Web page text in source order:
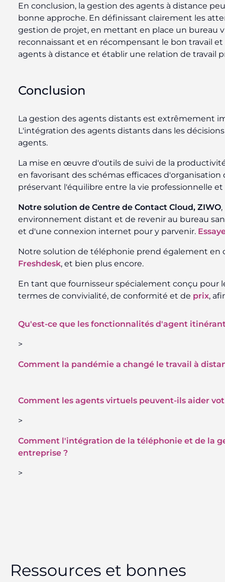
En conclusion, la gestion des agents à distance
bonne approche. En définissant clairement les
gestion de projet, en mettant en place un bureau
reconnaissant et en récompensant le bon travail
agents à distance et établir une relation de travail
Conclusion
La gestion des agents distants est extrêmement
L'intégration des agents distants dans les
agents.
La mise en œuvre d'outils de suivi de la
en favorisant des schémas efficaces
préservant l'équilibre entre la vie professionnelle et
Notre solution de Centre de Contact Cloud, ZIWO
environnement distant et de revenir au bureau
et d'une connexion internet pour y parvenir.
Notre solution de téléphonie prend également
Freshdesk, et bien plus encore.
En tant que fournisseur spécialement conçu pour
termes de convivialité, de conformité et de prix,
Qu'est-ce que les fonctionnalités d'agent
>
Comment la pandémie a changé le travail à
Comment les agents virtuels peuvent-ils aider
>
Comment l'intégration de la téléphonie et de la
entreprise ?
>
Ressources et bonnes